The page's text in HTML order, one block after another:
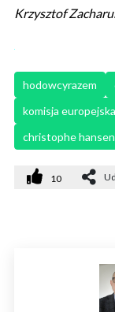
Krzysztof
hodowcyrazem
komisja europejska
christophe hansen
10